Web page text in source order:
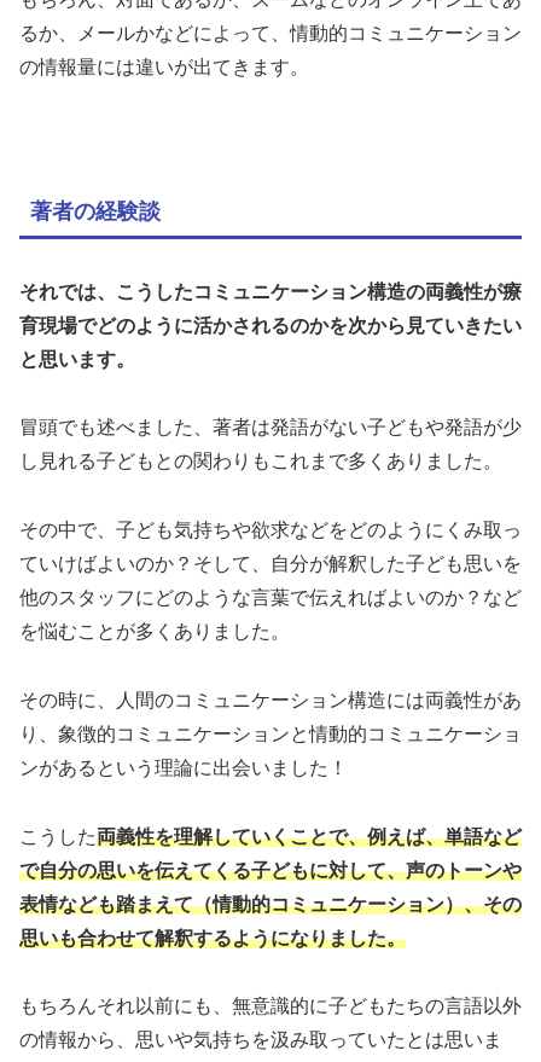
るか、メールかなどによって、情動的コミュニケーション
の情報量には違いが出てきます。
著者の経験談
それでは、こうしたコミュニケーション構造の両義性が療
育現場でどのように活かされるのかを次から見ていきたい
と思います。
冒頭でも述べました、著者は発語がない子どもや発語が少
し見れる子どもとの関わりもこれまで多くありました。
その中で、子ども気持ちや欲求などをどのようにくみ取っ
ていけばよいのか？そして、自分が解釈した子ども思いを
他のスタッフにどのような言葉で伝えればよいのか？など
を悩むことが多くありました。
その時に、人間のコミュニケーション構造には両義性があ
り、象徴的コミュニケーションと情動的コミュニケーショ
ンがあるという理論に出会いました！
こうした両義性を理解していくことで、例えば、単語など
で自分の思いを伝えてくる子どもに対して、声のトーンや
表情なども踏まえて（情動的コミュニケーション）、その
思いも合わせて解釈するようになりました。
もちろんそれ以前にも、無意識的に子どもたちの言語以外
の情報から、思いや気持ちを汲み取っていたとは思いま